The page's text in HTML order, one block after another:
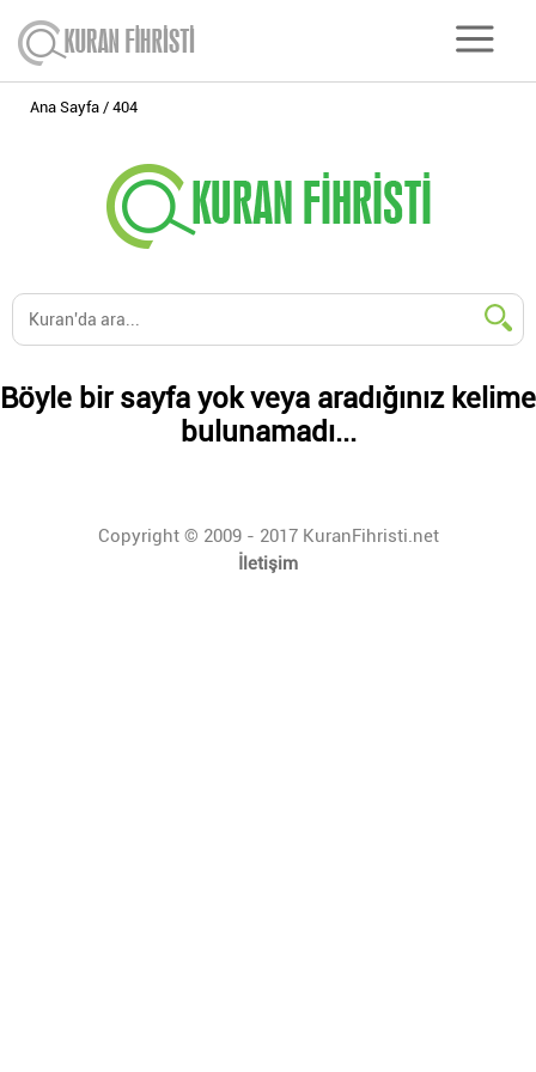
Ana Sayfa 404
Böyle bir sayfa yok veya aradığınız kelime
bulunamadı...
Copyright © 2009 - 2017 KuranFihristi.net
İletişim